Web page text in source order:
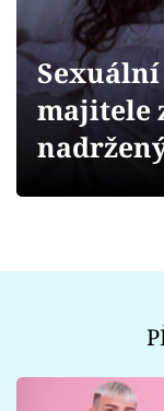
Videa
Sledujte
majitele